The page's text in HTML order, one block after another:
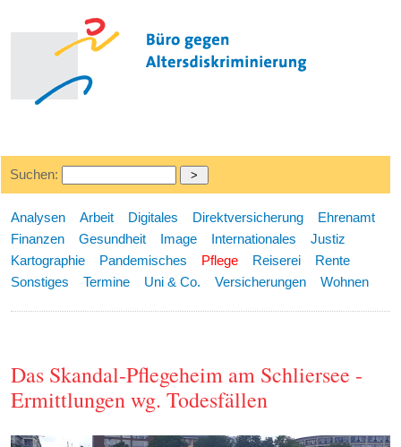
Suchen:
Analysen Arbeit Digitales Direktversicherung
Ehrenamt
Finanzen
Gesundheit Image Internationales
Justiz
Kartographie
Pandemisches Pflege Reiserei
Rente
Sonstiges
Termine Uni & Co. Versicherungen Wohnen
Das Skandal-Pflegeheim am Schliersee -
Ermittlungen wg. Todesfällen